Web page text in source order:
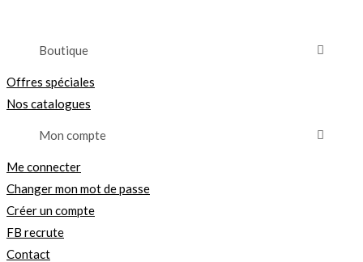
Boutique
Offres spéciales
Nos catalogues
Mon compte
Me connecter
Changer mon mot de passe
Créer un compte
FB recrute
Contact